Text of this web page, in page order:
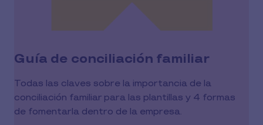
Guía de conciliación familiar
Todas las claves sobre la importancia de la
conciliación familiar para las plantillas y 4 formas
de fomentarla dentro de la empresa.